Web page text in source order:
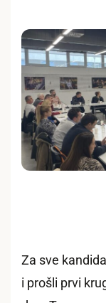
Za sve
i prošli prvi